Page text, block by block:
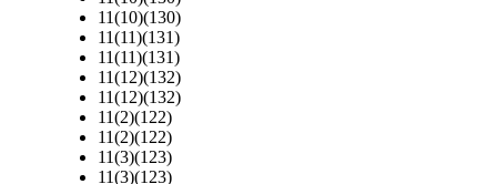
11(10)(130)
11(11)(131)
11(11)(131)
11(12)(132)
11(12)(132)
11(2)(122)
11(2)(122)
11(3)(123)
11(3)(123)